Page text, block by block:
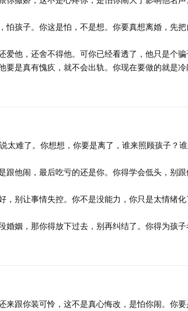
孩子。你这是怕，不是想。你要真想离婚，先把
他，还舍不得他。可你已经看透了，他只是个骗
是真有愧疚，就不会出轨。你现在要做的就是
太难了。你想想，你要是离了，谁来照顾孩子？
他闹，最后吃亏的还是你。你得学会低头，别
别让事情失控。你不是没能力，你只是太情绪化
姻，那你得放下过去，别再纠结了。你得为孩
跟你装可怜，这不是真心悔改，是怕你闹。你